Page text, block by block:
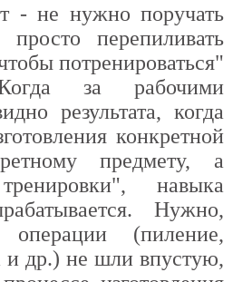
- не нужно поручать
перепиливать
потренироваться"
за рабочими
результата, когда
конкретной
предмету, а
навыка
Нужно,
(пиление,
и др.) не шли впустую,